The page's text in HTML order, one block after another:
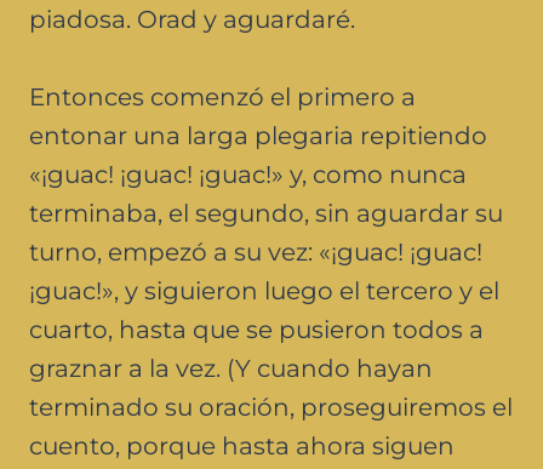
piadosa. Orad y aguardaré.
Entonces comenzó el primero a
entonar una larga plegaria repitiendo
«¡guac! ¡guac! ¡guac!» y, como nunca
terminaba, el segundo, sin aguardar su
turno, empezó a su vez: «¡guac! ¡guac!
¡guac!», y siguieron luego el tercero y el
cuarto, hasta que se pusieron todos a
graznar a la vez. (Y cuando hayan
terminado su oración, proseguiremos el
cuento, porque hasta ahora siguen